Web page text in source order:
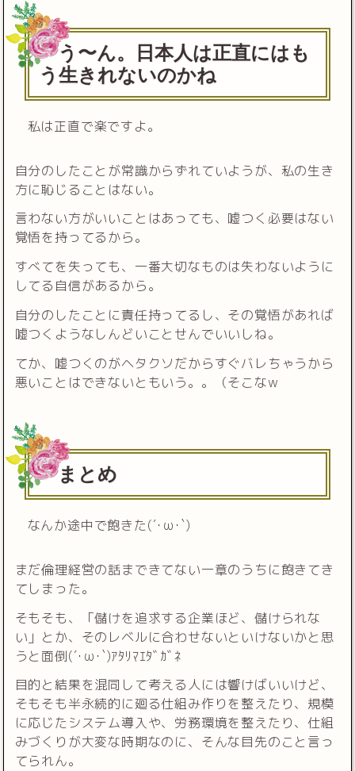
う〜ん。日本人は正直にはも
う生きれないのかね
私は正直で楽ですよ。
自分のしたことが常識からずれていようが、私の生き
方に恥じることはない。
言わない方がいいことはあっても、嘘つく必要はない
覚悟を持ってるから。
すべてを失っても、一番大切なものは失わないように
してる自信があるから。
自分のしたことに責任持ってるし、その覚悟があれば
嘘つくようなしんどいことせんでいいしね。
てか、嘘つくのがヘタクソだからすぐバレちゃうから
悪いことはできないともいう。。（そこなw
まとめ
なんか途中で飽きた(´･ω･`)
まだ倫理経営の話まできてない一章のうちに飽きてき
てしまった。
そもそも、「儲けを追求する企業ほど、儲けられな
い」とか、そのレベルに合わせないといけないかと思
うと面倒(´･ω･`)ｱﾀﾘﾏｴﾀﾞｶﾞﾈ
目的と結果を混同して考える人には響けばいいけど、
そもそも半永続的に廻る仕組み作りを整えたり、規模
に応じたシステム導入や、労務環境を整えたり、仕組
みづくりが大変な時期なのに、そんな目先のこと言っ
てられん。